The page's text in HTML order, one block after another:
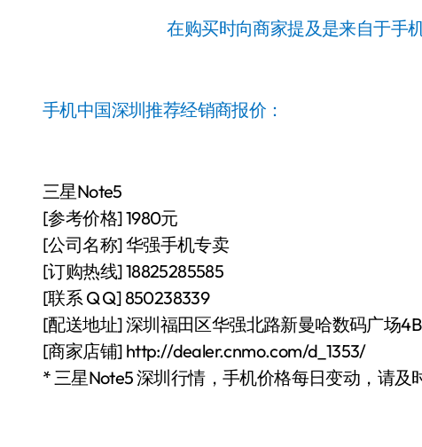
在购买时向商家提及是来自于手
手机中国深圳推荐经销商报价：
三星Note5
[参考价格] 1980元
[公司名称] 华强手机专卖
[订购热线] 18825285585
[联系 Q Q] 850238339
[配送地址] 深圳福田区华强北路新曼哈数码广场
[商家店铺] http://dealer.cnmo.com/d_1353/
* 三星Note5 深圳行情，手机价格每日变动，请及